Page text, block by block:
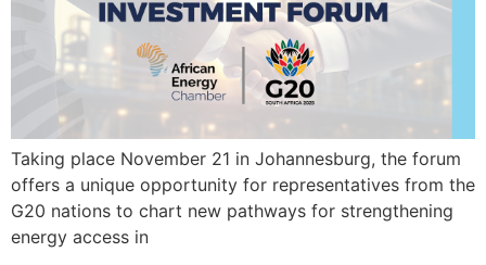
Taking place November 21 in Johannesburg, the forum
offers a unique opportunity for representatives from the
G20 nations to chart new pathways for strengthening
energy access in